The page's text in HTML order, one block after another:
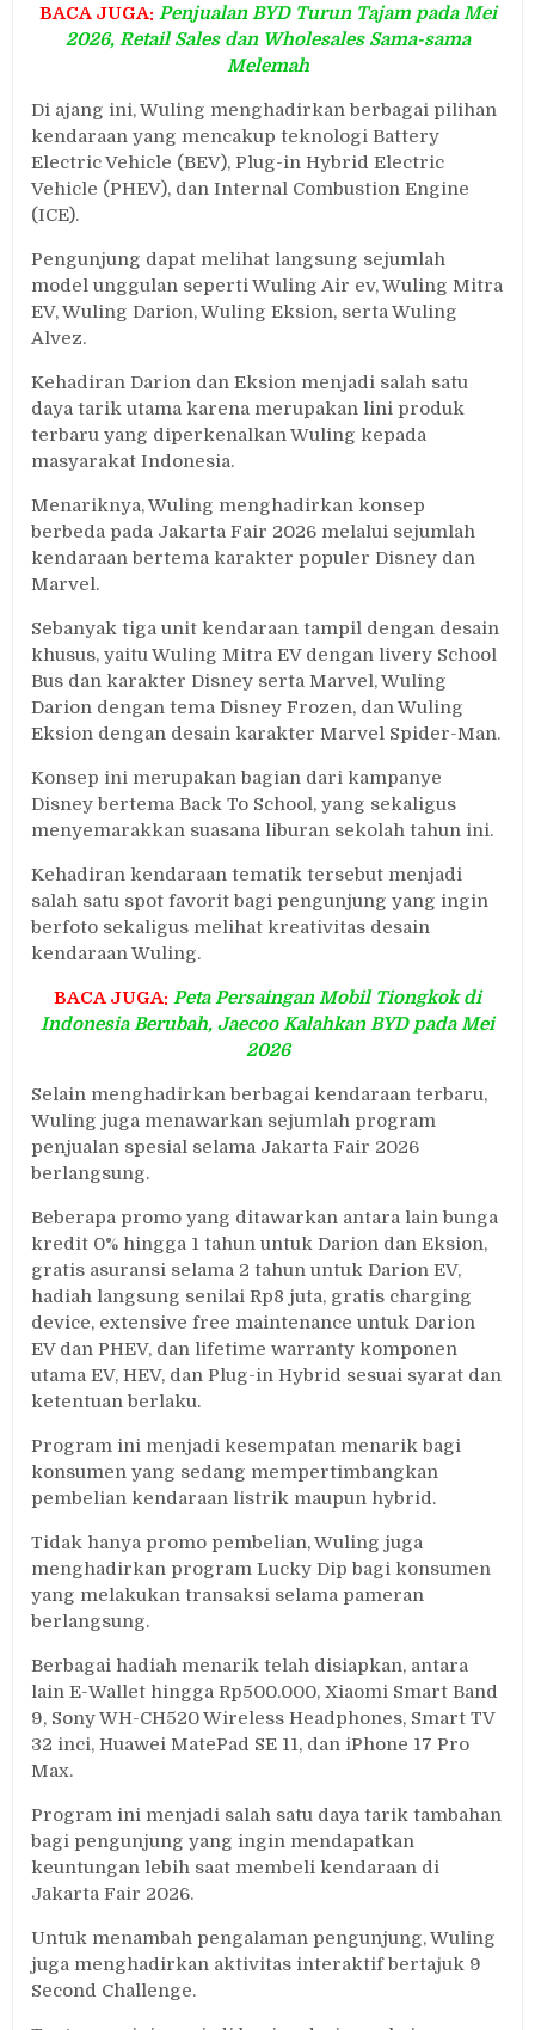
BACA JUGA: Penjualan BYD Turun Tajam pada Mei
2026, Retail Sales dan Wholesales Sama-sama
Melemah
Di ajang ini, Wuling menghadirkan berbagai pilihan
kendaraan yang mencakup teknologi Battery
Electric Vehicle (BEV), Plug-in Hybrid Electric
Vehicle (PHEV), dan Internal Combustion Engine
(ICE).
Pengunjung dapat melihat langsung sejumlah
model unggulan seperti Wuling Air ev, Wuling Mitra
EV, Wuling Darion, Wuling Eksion, serta Wuling
Alvez.
Kehadiran Darion dan Eksion menjadi salah satu
daya tarik utama karena merupakan lini produk
terbaru yang diperkenalkan Wuling kepada
masyarakat Indonesia.
Menariknya, Wuling menghadirkan konsep
berbeda pada Jakarta Fair 2026 melalui sejumlah
kendaraan bertema karakter populer Disney dan
Marvel.
Sebanyak tiga unit kendaraan tampil dengan desain
khusus, yaitu Wuling Mitra EV dengan livery School
Bus dan karakter Disney serta Marvel, Wuling
Darion dengan tema Disney Frozen, dan Wuling
Eksion dengan desain karakter Marvel Spider-Man.
Konsep ini merupakan bagian dari kampanye
Disney bertema Back To School, yang sekaligus
menyemarakkan suasana liburan sekolah tahun ini.
Kehadiran kendaraan tematik tersebut menjadi
salah satu spot favorit bagi pengunjung yang ingin
berfoto sekaligus melihat kreativitas desain
kendaraan Wuling.
BACA JUGA: Peta Persaingan Mobil Tiongkok di
Indonesia Berubah, Jaecoo Kalahkan BYD pada Mei
2026
Selain menghadirkan berbagai kendaraan terbaru,
Wuling juga menawarkan sejumlah program
penjualan spesial selama Jakarta Fair 2026
berlangsung.
Beberapa promo yang ditawarkan antara lain bunga
kredit 0% hingga 1 tahun untuk Darion dan Eksion,
gratis asuransi selama 2 tahun untuk Darion EV,
hadiah langsung senilai Rp8 juta, gratis charging
device, extensive free maintenance untuk Darion
EV dan PHEV, dan lifetime warranty komponen
utama EV, HEV, dan Plug-in Hybrid sesuai syarat dan
ketentuan berlaku.
Program ini menjadi kesempatan menarik bagi
konsumen yang sedang mempertimbangkan
pembelian kendaraan listrik maupun hybrid.
Tidak hanya promo pembelian, Wuling juga
menghadirkan program Lucky Dip bagi konsumen
yang melakukan transaksi selama pameran
berlangsung.
Berbagai hadiah menarik telah disiapkan, antara
lain E-Wallet hingga Rp500.000, Xiaomi Smart Band
9, Sony WH-CH520 Wireless Headphones, Smart TV
32 inci, Huawei MatePad SE 11, dan iPhone 17 Pro
Max.
Program ini menjadi salah satu daya tarik tambahan
bagi pengunjung yang ingin mendapatkan
keuntungan lebih saat membeli kendaraan di
Jakarta Fair 2026.
Untuk menambah pengalaman pengunjung, Wuling
juga menghadirkan aktivitas interaktif bertajuk 9
Second Challenge.